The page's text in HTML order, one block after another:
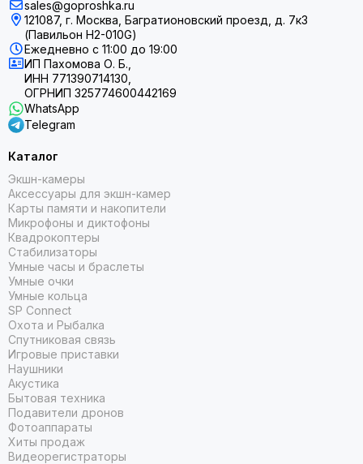
Сенсорный экран и кнопки
Для перемещения по экранам со статистикой и картами
используйте традиционные кнопки или новый
Разработано специально для
Беговые часы Forerunner 955 весом всего 52 грамма
позволяют вам чувствовать легкость и дают возможность
быть в гармонии со своим телом.
sales@goproshka.ru
121087, г. Москва, Багратионовский проезд, д. 7к3
(Павильон H2-010G)
Ежедневно с 11:00 до 19:00
ИП Пахомова О. Б.,
ИНН 771390714130,
ОГРНИП 325774600442169
WhatsApp
Telegram
Каталог
Экшн-камеры
Аксессуары для экшн-камер
Карты памяти и накопители
Микрофоны и диктофоны
Квадрокоптеры
Стабилизаторы
Умные часы и браслеты
Умные очки
Умные кольца
SP Connect
Охота и Рыбалка
Спутниковая связь
Игровые приставки
Наушники
Акустика
Бытовая техника
Подавители дронов
Фотоаппараты
Хиты продаж
Видеорегистраторы